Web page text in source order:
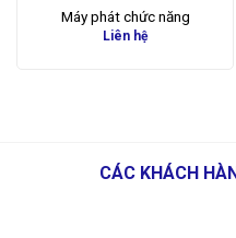
Máy phát chức năng
Liên hệ
CÁC KHÁCH